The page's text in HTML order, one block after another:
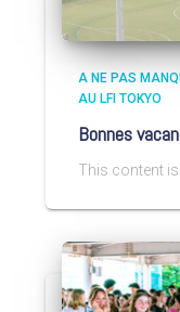
A NE PAS
AU LFI TOKYO
Bonnes
This content